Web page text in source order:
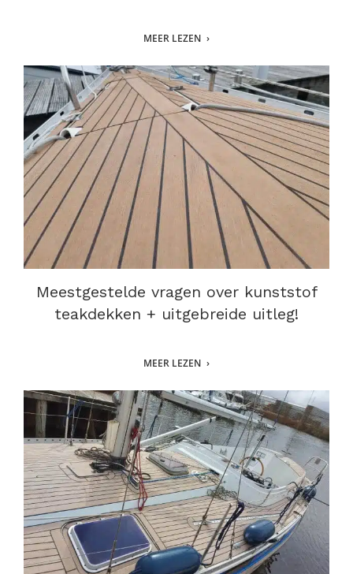
MEER LEZEN
Meestgestelde vragen over kunststof
teakdekken + uitgebreide uitleg!
MEER LEZEN